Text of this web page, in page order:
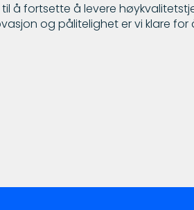
å fortsette å levere
og pålitelighet er vi klare